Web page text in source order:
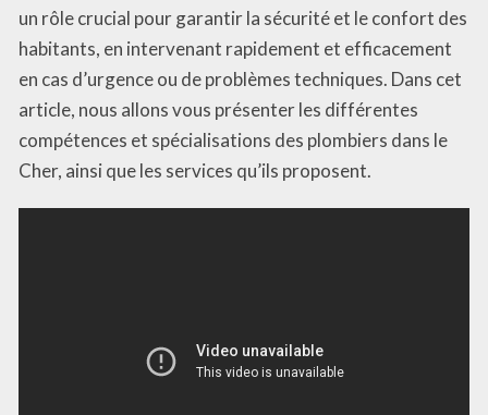
un rôle crucial pour garantir la sécurité et le confort des
habitants, en intervenant rapidement et efficacement
en cas d’urgence ou de problèmes techniques. Dans cet
article, nous allons vous présenter les différentes
compétences et spécialisations des plombiers dans le
Cher, ainsi que les services qu’ils proposent.